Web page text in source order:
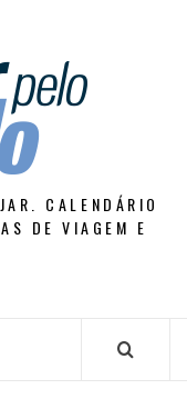
CALENDÁRIO
DE VIAGEM E